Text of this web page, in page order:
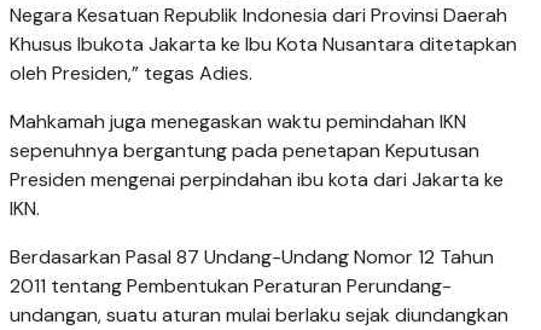
Negara Kesatuan Republik Indonesia dari Provinsi Daerah
Khusus Ibukota Jakarta ke Ibu Kota Nusantara ditetapkan
oleh Presiden,” tegas Adies.
Mahkamah juga menegaskan waktu pemindahan IKN
sepenuhnya bergantung pada penetapan Keputusan
Presiden mengenai perpindahan ibu kota dari Jakarta ke
IKN.
Berdasarkan Pasal 87 Undang-Undang Nomor 12 Tahun
2011 tentang Pembentukan Peraturan Perundang-
undangan, suatu aturan mulai berlaku sejak diundangkan